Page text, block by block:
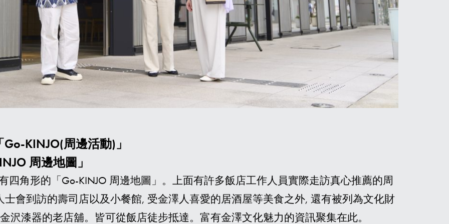
最新消
KINJO(周邊活動)」
周邊地圖」
四角形的「Go-KINJO 周邊地圖」。上面有許多飯店工作人員實際走訪真心推薦的周
會到訪的壽司店以及小餐館, 受金澤人喜愛的居酒屋等美食之外, 還有被列為文化財
沢漆器的老店舖。皆可從飯店徒步抵達。富有金澤文化魅力的資訊聚集在此。